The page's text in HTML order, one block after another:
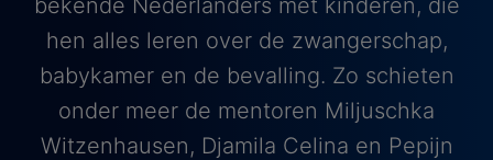
bekende Nederlanders met kinderen, die
hen alles leren over de zwangerschap,
babykamer en de bevalling. Zo schieten
onder meer de mentoren Miljuschka
Witzenhausen, Djamila Celina en Pepijn